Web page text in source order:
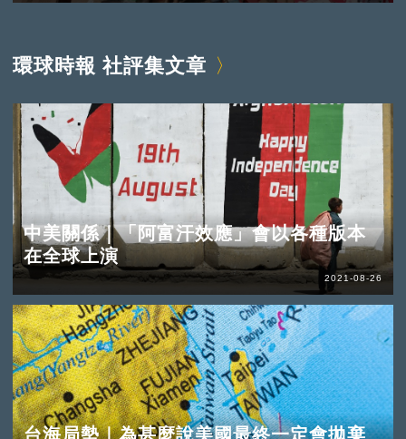
環球時報 社評集文章
中美關係｜「阿富汗效應」會以各種版本
在全球上演
2021-08-26
台海局勢｜為甚麼說美國最終一定會拋棄